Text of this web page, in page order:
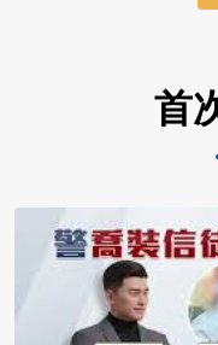
首